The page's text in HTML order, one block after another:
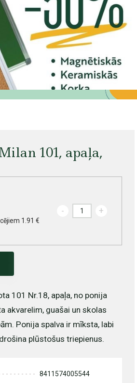
101, apaļa,
1.91 €
- +
101 Nr.18, apaļa, no ponija
akvarelim, guašai un skolas
Ponija spalva ir mīksta, labi
plūstošus triepienus.
8411574005544